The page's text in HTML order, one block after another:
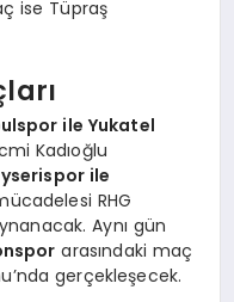
ise Tüpraş
ile Yukatel
Kadıoğlu
ile
RHG
Aynı gün
arasındaki maç
gerçekleşecek.